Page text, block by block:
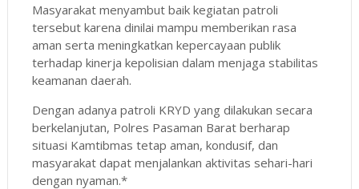
Masyarakat menyambut baik kegiatan patroli
tersebut karena dinilai mampu memberikan rasa
aman serta meningkatkan kepercayaan publik
terhadap kinerja kepolisian dalam menjaga stabilitas
keamanan daerah.
Dengan adanya patroli KRYD yang dilakukan secara
berkelanjutan, Polres Pasaman Barat berharap
situasi Kamtibmas tetap aman, kondusif, dan
masyarakat dapat menjalankan aktivitas sehari-hari
dengan nyaman.*